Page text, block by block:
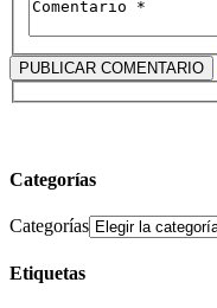
Categorías
Categorías
Etiquetas